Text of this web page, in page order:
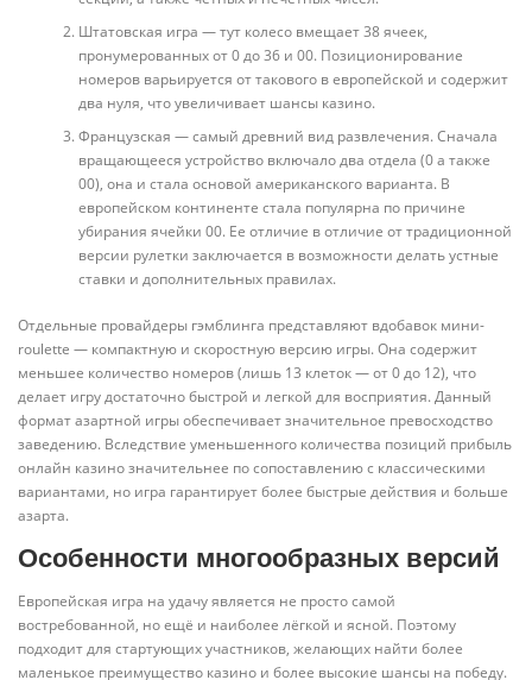
Штатовская игра — тут колесо вмещает 38 ячеек,
пронумерованных от 0 до 36 и 00. Позиционирование
номеров варьируется от такового в европейской и содержит
два нуля, что увеличивает шансы казино.
Французская — самый древний вид развлечения. Сначала
вращающееся устройство включало два отдела (0 а также
00), она и стала основой американского варианта. В
европейском континенте стала популярна по причине
убирания ячейки 00. Ее отличие в отличие от традиционной
версии рулетки заключается в возможности делать устные
ставки и дополнительных правилах.
Отдельные провайдеры гэмблинга представляют вдобавок мини-
roulette — компактную и скоростную версию игры. Она содержит
меньшее количество номеров (лишь 13 клеток — от 0 до 12), что
делает игру достаточно быстрой и легкой для восприятия. Данный
формат азартной игры обеспечивает значительное превосходство
заведению. Вследствие уменьшенного количества позиций прибыль
онлайн казино значительнее по сопоставлению с классическими
вариантами, но игра гарантирует более быстрые действия и больше
азарта.
Особенности многообразных версий
Европейская игра на удачу является не просто самой
востребованной, но ещё и наиболее лёгкой и ясной. Поэтому
подходит для стартующих участников, желающих найти более
маленькое преимущество казино и более высокие шансы на победу.